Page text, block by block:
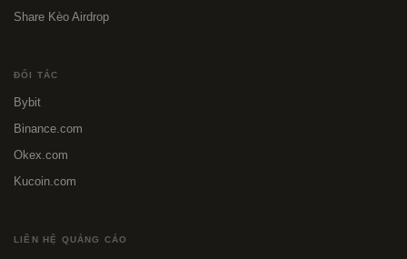
Share Kèo Airdrop
ĐỐI TÁC
Bybit
Binance.com
Okex.com
Kucoin.com
LIÊN HỆ QUẢNG CÁO